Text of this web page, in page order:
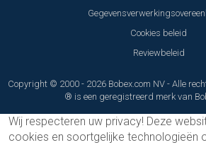
Cookies beleid
Reviewbeleid
Copyright © 2000 - 2026 Bobex.com NV - Alle
® is een geregistreerd merk van
Wij respecteren uw privacy! Deze
cookies en soortgelijke technologieën